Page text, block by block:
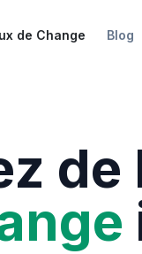
de Change Blog